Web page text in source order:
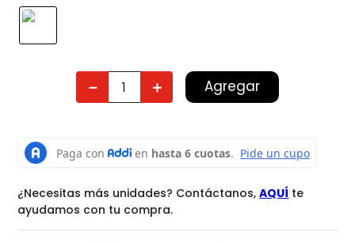
＋
－ Agregar
¿Necesitas más unidades? Contáctanos,AQUÍ te
ayudamos con tu compra.